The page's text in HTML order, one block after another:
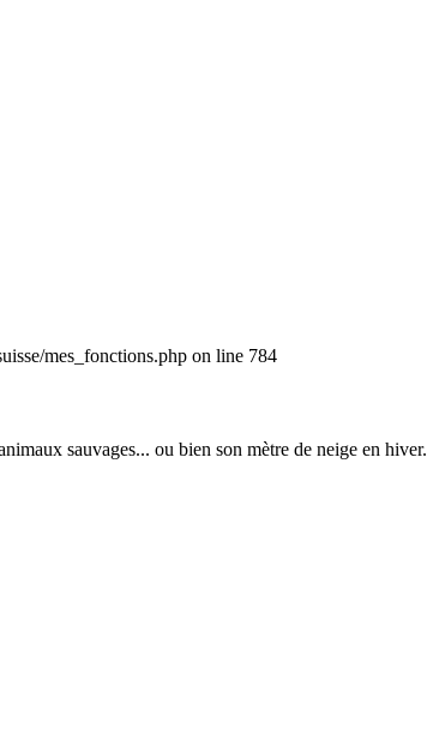
mes_fonctions.php on line 784
sauvages... ou bien son mètre de neige en hiver.